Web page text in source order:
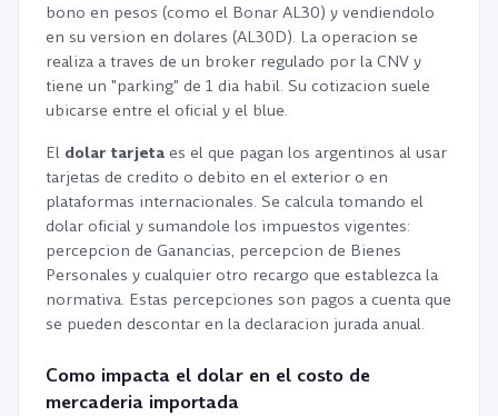
bono en pesos (como el Bonar AL30) y vendiendolo
en su version en dolares (AL30D). La operacion se
realiza a traves de un broker regulado por la CNV y
tiene un "parking" de 1 dia habil. Su cotizacion suele
ubicarse entre el oficial y el blue.
El dolar tarjeta es el que pagan los argentinos al usar
tarjetas de credito o debito en el exterior o en
plataformas internacionales. Se calcula tomando el
dolar oficial y sumandole los impuestos vigentes:
percepcion de Ganancias, percepcion de Bienes
Personales y cualquier otro recargo que establezca la
normativa. Estas percepciones son pagos a cuenta que
se pueden descontar en la declaracion jurada anual.
Como impacta el dolar en el costo de
mercaderia importada